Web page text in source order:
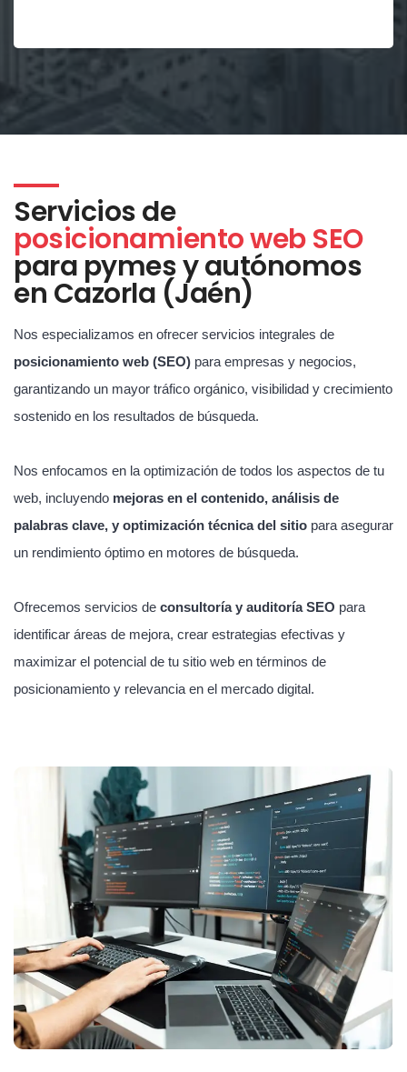
Servicios de
posicionamiento web SEO
para pymes y autónomos
en Cazorla (Jaén)
Nos especializamos en ofrecer servicios integrales de
posicionamiento web (SEO) para empresas y negocios,
garantizando un mayor tráfico orgánico, visibilidad y crecimiento
sostenido en los resultados de búsqueda.
Nos enfocamos en la optimización de todos los aspectos de tu
web, incluyendo mejoras en el contenido, análisis de
palabras clave, y optimización técnica del sitio para asegurar
un rendimiento óptimo en motores de búsqueda.
Ofrecemos servicios de consultoría y auditoría SEO para
identificar áreas de mejora, crear estrategias efectivas y
maximizar el potencial de tu sitio web en términos de
posicionamiento y relevancia en el mercado digital.